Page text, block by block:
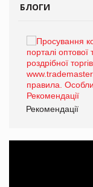
БЛОГИ
Рекомендації